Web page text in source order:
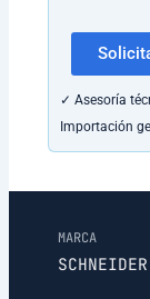
✓ Asesoría
Importación
MARCA
SCHNEIDER